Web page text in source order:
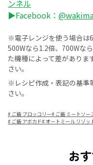
ンネル
▶Facebook：
※電子レンジを使う場合は
500Wなら1.2倍、700Wな
た機種によって差がありま
さい。
※レシピ作成・表記の基準
さい。
# ご飯 ブロッコリー# ご飯 ミートソー
# ご飯 アボカド#オートミール リゾッ
お